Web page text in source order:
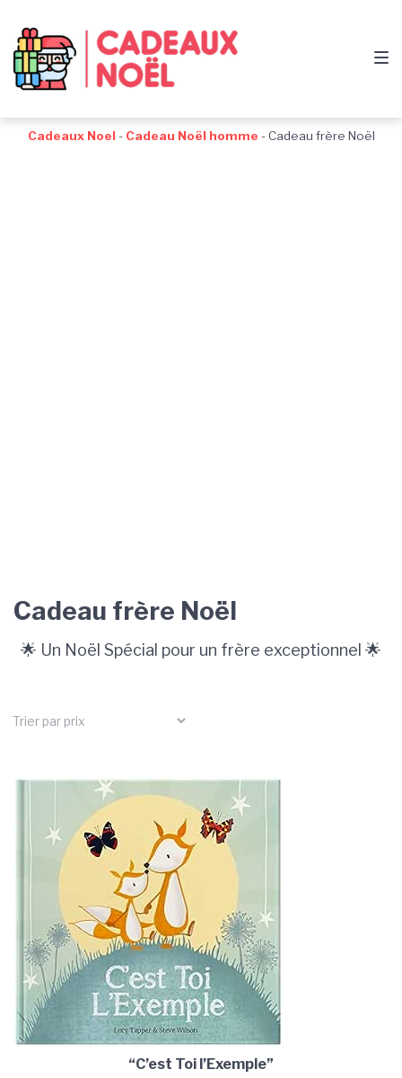
navigation
au
contenu
au
pied
de
Cadeaux Noel - Cadeau Noël homme -Cadeau frère Noël
Cadeau frère Noël
🌟 Un Noël Spécial pour un frère exceptionnel 🌟
“C’est Toi l’Exemple”